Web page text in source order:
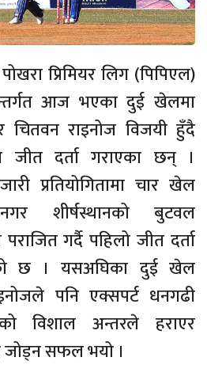
प्रिमियर लिग (पिपिएल)
आज भएका दुई खेलमा
चितवन राइनोज विजयी हुँदै
जीत दर्ता गराएका छन् ।
प्रतियोगितामा चार खेल
शीर्षस्थानको बुटवल
गर्दै पहिलो जीत दर्ता
छ । यसअघिका दुई खेल
पनि एक्सपर्ट धनगढी
विशाल अन्तरले हराएर
जोड्न सफल भयो ।